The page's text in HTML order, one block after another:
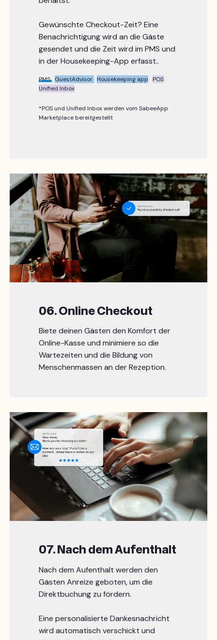
Gewünschte Checkout-Zeit? Eine
Benachrichtigung wird an die Gäste
gesendet und die Zeit wird im PMS und
in der Housekeeping-App erfasst..
PMS GuestAdvisor Housekeeping app
POS
Unified Inbox
*POS und Unified Inbox werden vom SabeeApp
Marketplace bereitgestellt
06. Online Checkout
Biete deinen Gästen den Komfort der
Online-Kasse und minimiere so die
Wartezeiten und die Bildung von
Menschenmassen an der Rezeption.
07. Nach dem Aufenthalt
Nach dem Aufenthalt werden den
Gästen Anreize geboten, um die
Direktbuchung zu fördern.
Eine personalisierte Dankesnachricht
wird automatisch verschickt und